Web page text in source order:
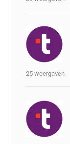
25 weergaven